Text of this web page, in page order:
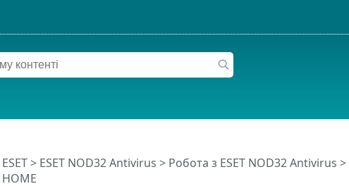
> ESET NOD32 Antivirus > Робота з ESET NOD32 Antivirus >
HOME